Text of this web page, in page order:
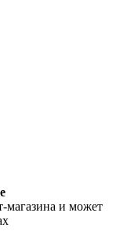
магазина и может